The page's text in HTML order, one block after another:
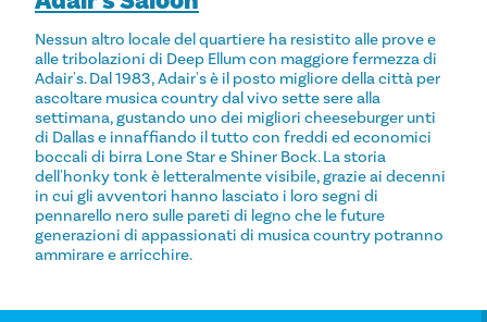
Nessun altro locale del quartiere ha resistito alle prove e
alle tribolazioni di Deep Ellum con maggiore fermezza di
Adair's. Dal 1983, Adair's è il posto migliore della città per
ascoltare musica country dal vivo sette sere alla
settimana, gustando uno dei migliori cheeseburger unti
di Dallas e innaffiando il tutto con freddi ed economici
boccali di birra Lone Star e Shiner Bock. La storia
dell'honky tonk è letteralmente visibile, grazie ai decenni
in cui gli avventori hanno lasciato i loro segni di
pennarello nero sulle pareti di legno che le future
generazioni di appassionati di musica country potranno
ammirare e arricchire.